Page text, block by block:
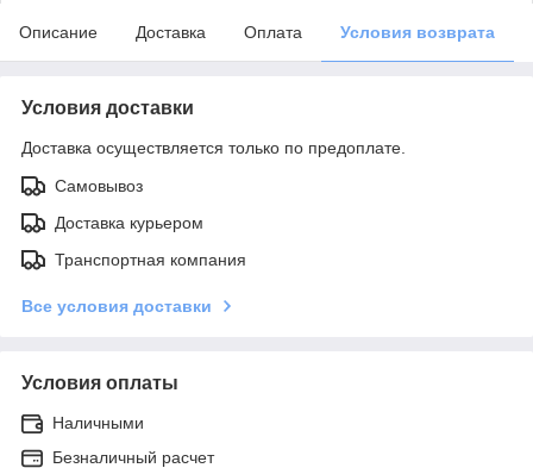
Описание Доставка Оплата Условия возврата
Условия доставки
Доставка осуществляется только по предоплате.
Самовывоз
Доставка курьером
Транспортная компания
Все условия доставки
Условия оплаты
Наличными
Безналичный расчет